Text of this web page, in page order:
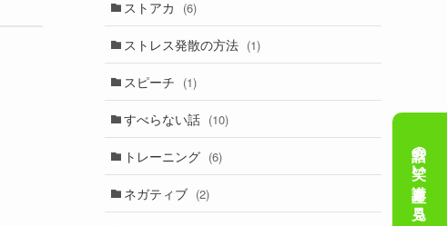
ストアカ (6)
ストレス発散の方法 (1)
スピーチ (1)
すべらない話 (10)
トレーニング (6)
ネガティブ (2) 会話の笑い講座を見る